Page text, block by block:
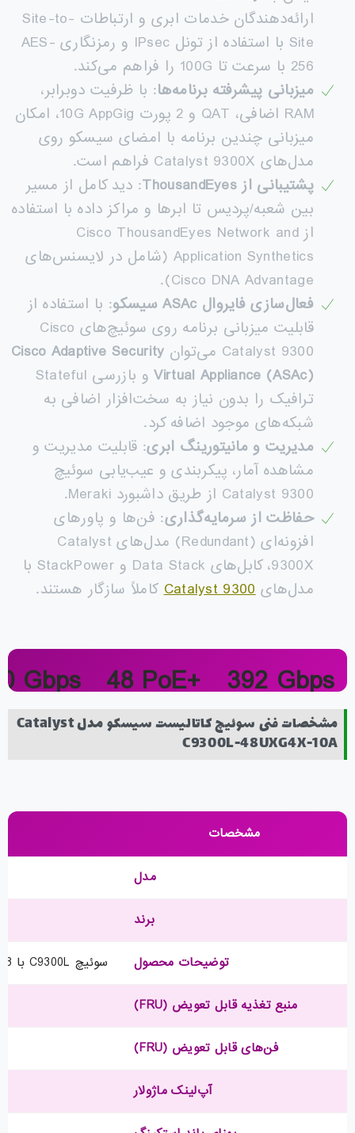
ارائه‌دهندگان خدمات ابری و ارتباطات Site-to-
Site با استفاده از تونل IPsec و رمزنگاری AES-
256 با سرعت تا 100G را فراهم می‌کند.
میزبانی پیشرفته برنامه‌ها: با ظرفیت دوبرابر،
RAM اضافی، QAT و 2 پورت 10G AppGig، امکان
میزبانی چندین برنامه با امضای سیسکو روی
مدل‌های Catalyst 9300X فراهم است.
پشتیبانی از
: دید کامل از مسیر
بین شعبه/پردیس تا ابرها و مراکز داده با استفاده
از Cisco ThousandEyes Network and
Application Synthetics (شامل در لایسنس‌های
Cisco DNA Advantage).
فعال‌سازی فایروال
سیسکو: با استفاده از
قابلیت میزبانی برنامه روی سوئیچ‌های Cisco
Catalyst 9300 می‌توان
Cisco Adaptive Security
Virtual Appliance (ASAc)
و بازرسی Stateful
ترافیک را بدون نیاز به سخت‌افزار اضافی به
شبکه‌های موجود اضافه کرد.
مدیریت و مانیتورینگ ابری: قابلیت مدیریت و
مشاهده آمار، پیکربندی و عیب‌یابی سوئیچ
Catalyst 9300 از طریق داشبورد Meraki.
حفاظت از سرمایه‌گذاری: فن‌ها و پاورهای
افزونه‌ای (Redundant) مدل‌های Catalyst
9300X، کابل‌های Data Stack و StackPower با
مدل‌هایCatalyst 9300کاملاً سازگار هستند.
392 Gbps
48 PoE+
Gbps
مشخصات فنی سوئیچ کاتالیست سیسکو مدل Catalyst
C9300L-48UXG4X-10A
مشخصات
مدل
برند
توضیحات محصول سوئیچ C9300L با 48 پورت PoE+ شامل 12 پورت Multigigabit، دارای Network Advantage و 4 پورت uplink ده گیگابیتی
منبع تغذیه قابل تعویض (FRU)
فن‌های قابل تعویض (FRU)
آپ‌لینک ماژولار